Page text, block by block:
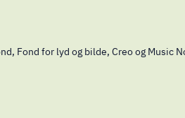
Fond for lyd og bilde, Creo og Music